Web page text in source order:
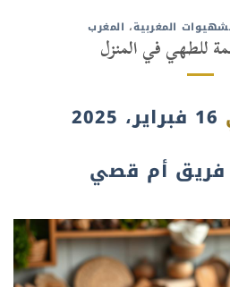
المغربية، المغرب
للطهي في المنزل
16 فبراير، 2025
فريق أم قصي